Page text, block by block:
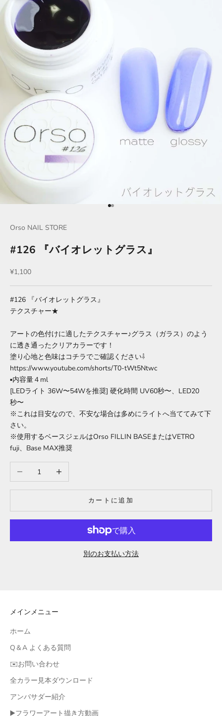
項目に移動する 1
項目に移動する 2
Orso NAIL STORE
#126 『バイオレットグラス』
セール価格
¥1,100
#126 『バイオレットグラス』
テクスチャー★
アートの色付けに適したテクスチャー♪グラス（ガラス）のよう
に透き通ったクリアカラーです！
塗り心地と色味はコチラでご確認ください⇩
https://www.youtube.com/shorts/T0-tWt5Ntwc
▪︎内容量４ml
[LEDライト 36W〜54Wを推奨] 硬化時間 UV60秒〜、LED20
秒〜
※これは目安なので、不安な場合は多めにライトへ当ててみて下
さい。
※使用するベースジェルはOrso FILLIN BASEまたはVETRO
fuji、Base MAX推奨
数量を減らす 数量を増やす
カートに追加
別のお支払い方法
メインメニュー
ホーム
Q＆A よくある質問
✉️お問い合わせ
全カラー見本ダウンロード
アンバサダー紹介
▶️フラワーアート描き方動画